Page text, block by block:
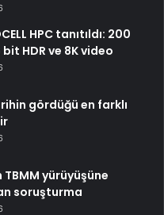
HPC tanıtıldı: 200
bit HDR ve 8K video
gördüğü en farklı
TBMM yürüyüşüne
soruşturma